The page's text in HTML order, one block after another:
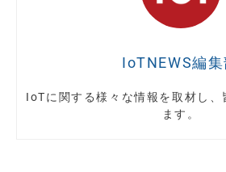
IoTNEWS編集
IoTに関する様々な情報を取材し、
ます。